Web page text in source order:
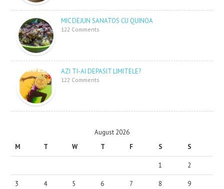
MIC DEJUN SANATOS CU QUINOA
122 Comments
AZI TI-AI DEPASIT LIMITELE?
122 Comments
August 2026
M
T W T F S S
1 2
3 4 5 6 7 8 9